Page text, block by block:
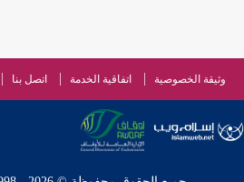
وثيقة الخصوصية اتفاقية الخدمة اتصل بنا